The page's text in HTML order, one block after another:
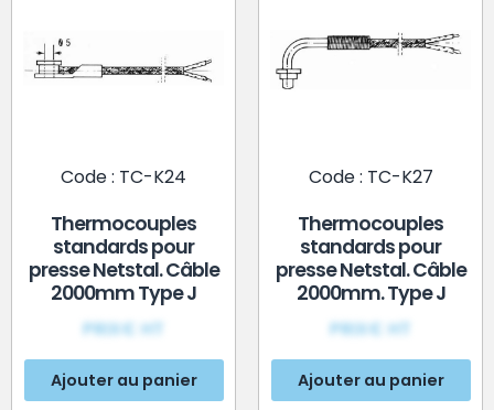
Code : TC-K24
Thermocouples
standards pour
presse Netstal. Câble
2000mm Type J
PRIX€ HT
Ajouter au panier
Code : TC-K27
Thermocouples
standards pour
presse Netstal. Câble
2000mm. Type J
PRIX€ HT
Ajouter au panier